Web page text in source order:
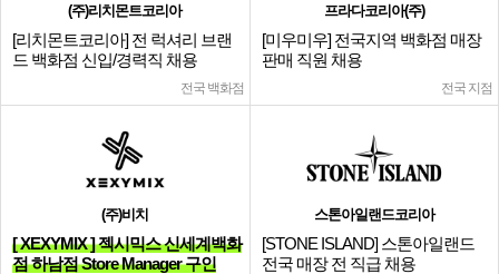
(주)리치몬트코리아
[리치몬트코리아] 전 럭셔리 브랜
드 백화점 신입/경력직 채용
전국 백화점
프라다코리아(주)
[미우미우] 전국지역 백화점 매장
판매 직원 채용
전국 지점
(주)비치
[ XEXYMIX ] 젝시믹스 신세계백화
점 하남점 Store Manager 구인
스톤아일랜드코리아
[STONE ISLAND] 스톤아일랜드
전국 매장 전 직급 채용